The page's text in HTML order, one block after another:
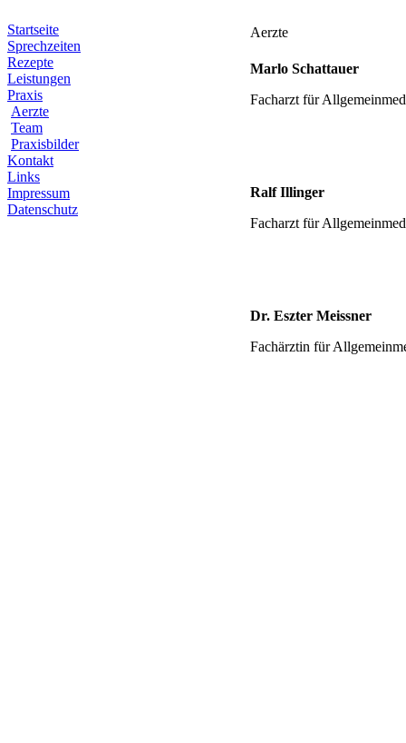
Startseite
Sprechzeiten
Rezepte
Leistungen
Praxis
Aerzte
Team
Praxisbilder
Kontakt
Links
Impressum
Datenschutz
Aerzte
Marlo Schattauer
Facharzt für
Ralf Illinger
Facharzt für
Dr. Eszter Meissner
Fachärztin für